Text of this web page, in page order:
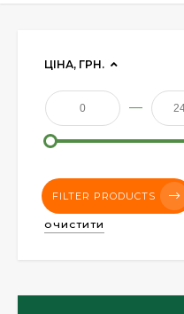
ЦІНА, ГРН.
—
FILTER PRODUCTS
ОЧИСТИТИ